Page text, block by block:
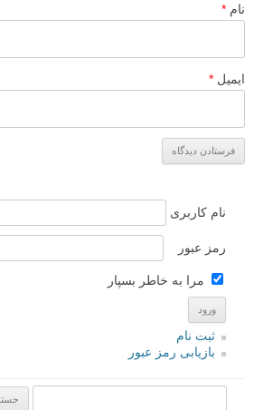
نام *
ایمیل *
نام کاربری
رمز عبور
مرا به خاطر بسپار
ثبت نام
بازیابی رمز عبور